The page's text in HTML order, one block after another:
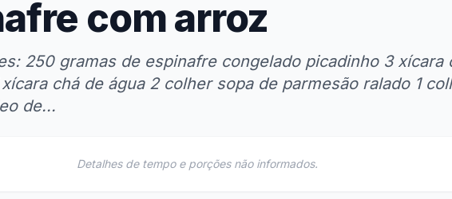
com arroz
250 gramas de espinafre congelado picadinho 3 xícara
chá de água 2 colher sopa de parmesão ralado 1
de...
Detalhes de tempo e porções não informados.